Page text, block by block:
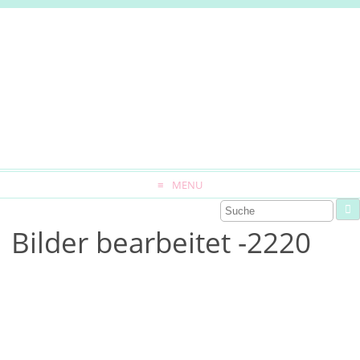
MENU
Bilder bearbeitet -2220